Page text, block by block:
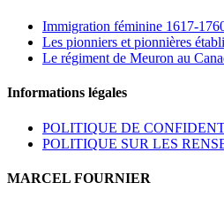
Immigration féminine 1617-
Les pionniers et pionnières
Le régiment de Meuron au
Informations légales
POLITIQUE DE
POLITIQUE SUR LES
MARCEL FOURNIER